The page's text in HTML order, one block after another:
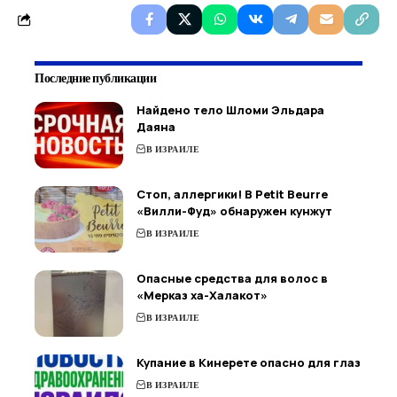
Последние публикации
Найдено тело Шломи Эльдара
Даяна
В ИЗРАИЛЕ
Стоп, аллергики! В Petit Beurre
«Вилли-Фуд» обнаружен кунжут
В ИЗРАИЛЕ
Опасные средства для волос в
«Мерказ ха-Халакот»
В ИЗРАИЛЕ
Купание в Кинерете опасно для глаз
В ИЗРАИЛЕ